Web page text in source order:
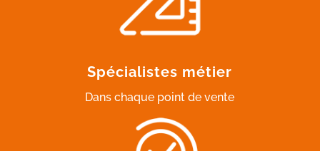
Spécialistes métier
Dans chaque point de vente